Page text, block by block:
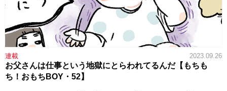
連載 2023.09.26
お父さんは仕事という地獄にとらわれてるんだ【もちも
ち！おもちBOY・52】